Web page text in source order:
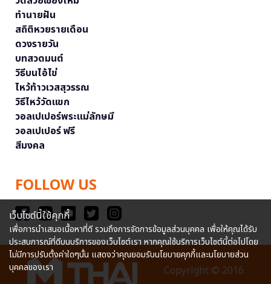
ทำนายฝัน
สถิติหวยรายเดือน
ดวงรายวัน
บทสวดมนต์
วิธีบนไอ้ไข่
ไหว้ท้าวเวสสุวรรณ
วิธีไหว้วัดแขก
วอลเปเปอร์พระแม่ลักษมี
วอลเปเปอร์ ฟรี
สีมงคล
FOLLOW US
Copyright © 2016
เว็บไซต์นี้ใช้คุกกี้
เพื่อการนำเสนอเนื้อหาที่ดี รวมถึงการจัดการข้อมูลส่วนบุคคล เพื่อให้คุณได้รับ
ประสบการณ์ที่ดีบนบริการของเว็บไซต์เรา หากคุณใช้บริการเว็บไซต์นี้ต่อไปโดย
ไม่มีการปรับตั้งค่าใดๆนั้น แสดงว่าคุณยอมรับนโยบายคุกกี้และนโยบายส่วน
บุคคลของเรา